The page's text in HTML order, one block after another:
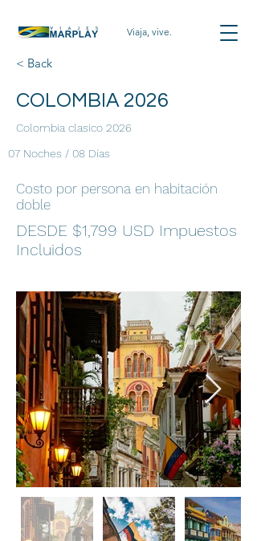
Viaja, vive.
< Back
COLOMBIA 2026
Colombia clasico 2026
07 Noches / 08 Días
Costo por persona en habitación
doble
DESDE $1,799 USD Impuestos
Incluidos